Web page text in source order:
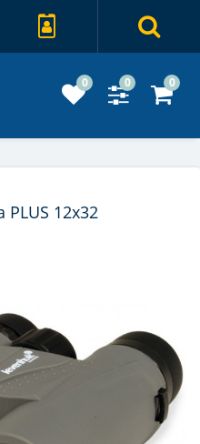
0 0 0
12x32